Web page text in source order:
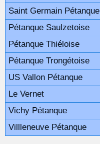
Saint Germain Pétanque
Pétanque Saulzetoise
Pétanque Thiéloise
Pétanque Trongétoise
US Vallon Pétanque
Le Vernet
Vichy Pétanque
Villleneuve Pétanque